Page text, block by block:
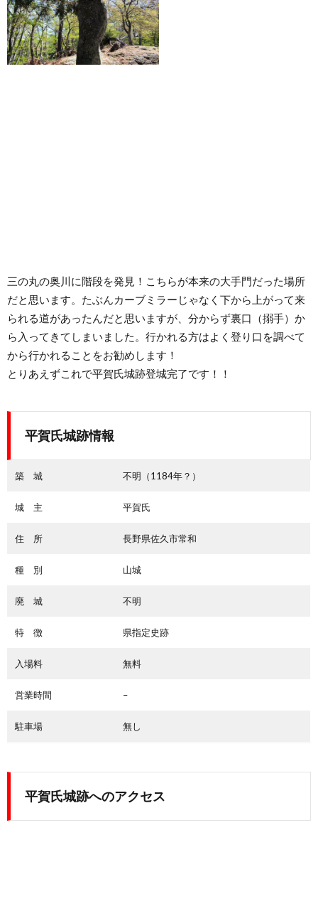
三の丸の奥川に階段を発見！こちらが本来の大手門だった場所
だと思います。たぶんカーブミラーじゃなく下から上がって来
られる道があったんだと思いますが、分からず裏口（搦手）か
ら入ってきてしまいました。行かれる方はよく登り口を調べて
から行かれることをお勧めします！
とりあえずこれで平賀氏城跡登城完了です！！
平賀氏城跡情報
築 城 不明（1184年？）
城 主 平賀氏
住 所 長野県佐久市常和
種 別 山城
廃 城 不明
特 徴 県指定史跡
入場料 無料
営業時間 –
駐車場 無し
平賀氏城跡へのアクセス